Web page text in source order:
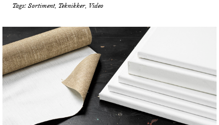
Tags: Sortiment, Teknikker, Video